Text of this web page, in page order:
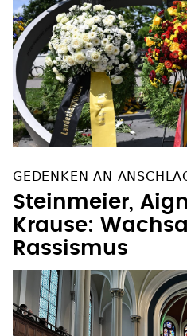
GEDENKEN AN
Steinmeier,
Krause:
Rassismus